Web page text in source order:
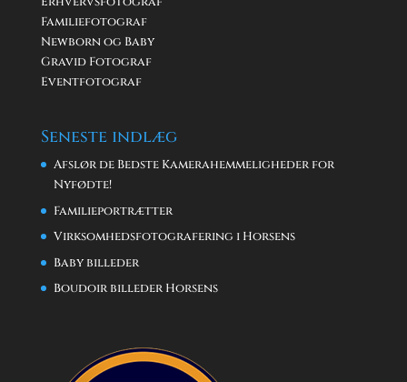
Familiefotograf
Newborn og Baby
Gravid Fotograf
Eventfotograf
Seneste indlæg
Afslør de Bedste Kamerahemmeligheder for
Nyfødte!
Familieportrætter
Virksomhedsfotografering i Horsens
Baby billeder
Boudoir billeder Horsens